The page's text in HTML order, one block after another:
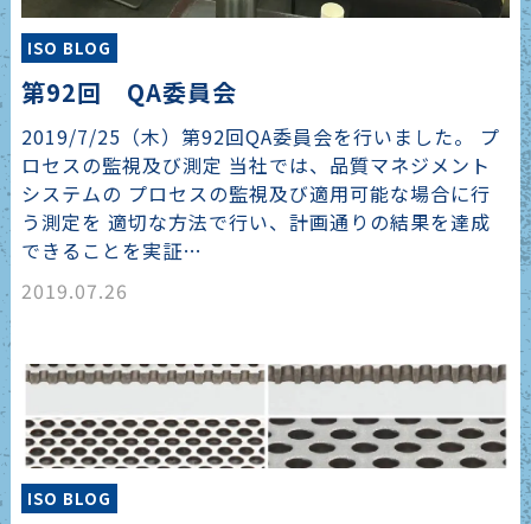
ISO BLOG
第92回 QA委員会
2019/7/25（木）第92回QA委員会を行いました。 プ
ロセスの監視及び測定 当社では、品質マネジメント
システムの プロセスの監視及び適用可能な場合に行
う測定を 適切な方法で行い、計画通りの結果を達成
できることを実証…
2019.07.26
ISO BLOG